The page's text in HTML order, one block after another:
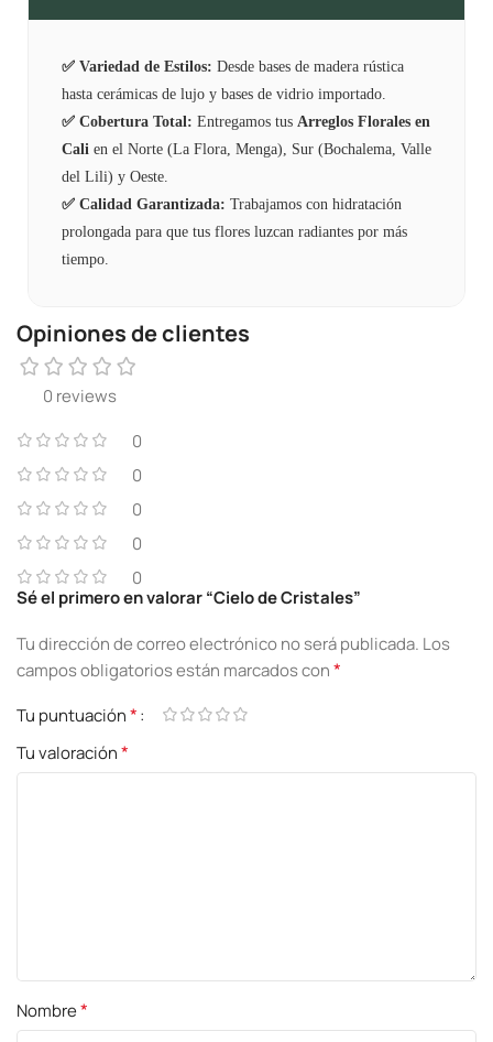
✅ Variedad de Estilos: Desde bases de madera rústica
hasta cerámicas de lujo y bases de vidrio importado.
✅ Cobertura Total: Entregamos tus Arreglos Florales en
Cali en el Norte (La Flora, Menga), Sur (Bochalema, Valle
del Lili) y Oeste.
✅ Calidad Garantizada: Trabajamos con hidratación
prolongada para que tus flores luzcan radiantes por más
tiempo.
Opiniones de clientes
0 reviews
0
0
0
0
0
Sé el primero en valorar “Cielo de Cristales”
Tu dirección de correo electrónico no será publicada. Los
campos obligatorios están marcados con*
Tu puntuación*
Tu valoración*
Nombre*